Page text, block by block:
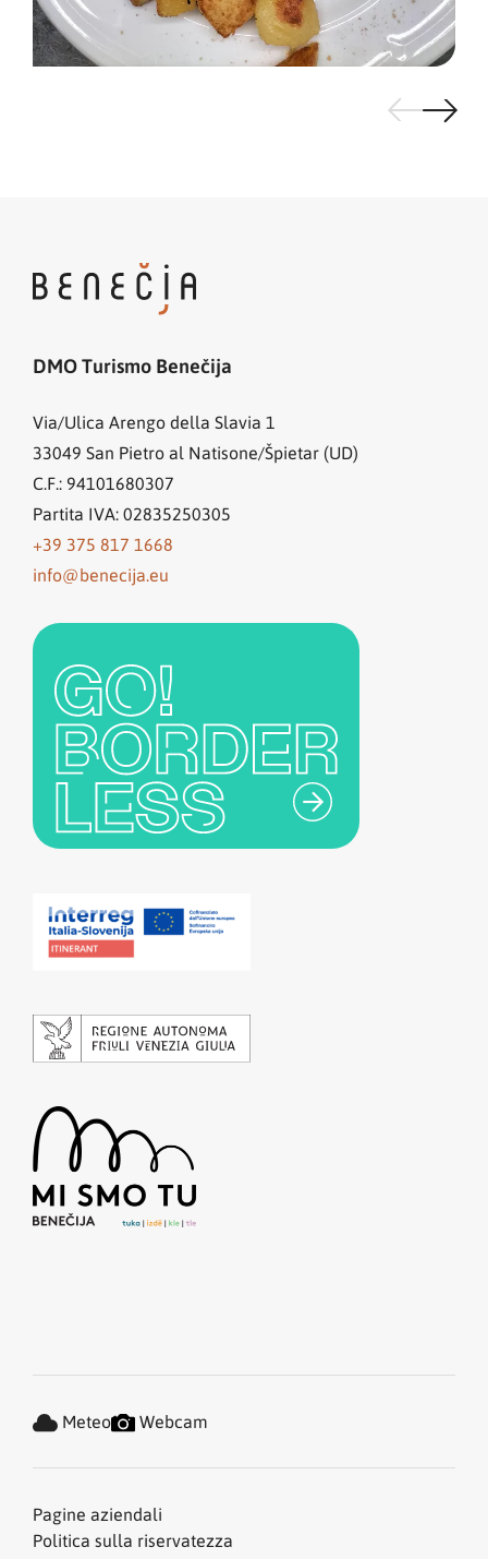
DMO Turismo Benečija
Via/Ulica Arengo della Slavia 1
33049 San Pietro al Natisone/Špietar (UD)
C.F.: 94101680307
Partita IVA: 02835250305
+39 375 817 1668
info@benecija.eu
Pagine aziendali
Politica sulla riservatezza
Meteo Webcam